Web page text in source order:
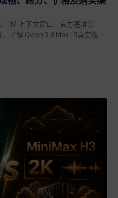
1M 上下文窗口、官方基准测
了解 Qwen 3.8 Max 的真实性